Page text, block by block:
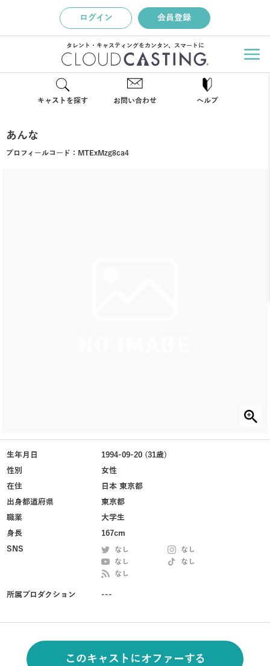
ログイン 会員登録
タレント・キャスティングをカンタン、スマートに
キャストを探す お問い合わせ ヘルプ
あんな
プロフィールコード： MTExMzg8ca4
生年月日
1994-09-20 (31歳)
性別
女性
在住
日本 東京都
出身都道府県
東京都
職業
大学生
身長
167cm
SNS
なし
なし
なし
なし
なし
所属プロダクション ---
このキャストにオファーする